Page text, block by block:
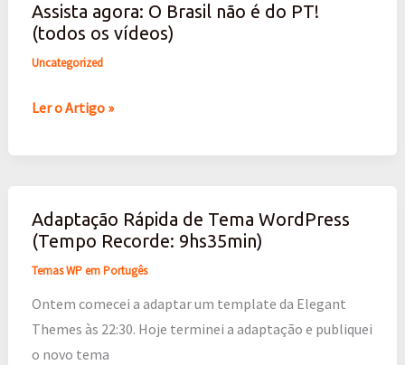
Assista agora: O Brasil não é do PT!
(todos os vídeos)
Uncategorized
os
vídeos)
Ler o Artigo »
Adaptação Rápida de Tema WordPress
(Tempo Recorde: 9hs35min)
Temas WP em Portugês
Ontem comecei a adaptar um template da Elegant
Themes às 22:30. Hoje terminei a adaptação e publiquei
o novo tema
Adaptação
Rápida
de
Tema
WordPress
(Tempo